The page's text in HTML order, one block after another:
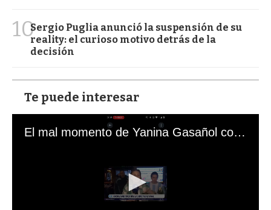
10Sergio Puglia anunció la suspensión de su
reality: el curioso motivo detrás de la
decisión
Te puede interesar
El mal momento de Yanina Gasañol con un hincha argentino en "Subrayado"